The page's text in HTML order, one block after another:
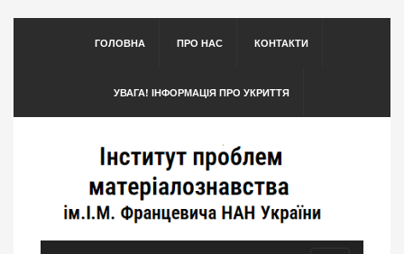
ГОЛОВНА ПРО НАС КОНТАКТИ
УВАГА! ІНФОРМАЦІЯ ПРО УКРИТТЯ